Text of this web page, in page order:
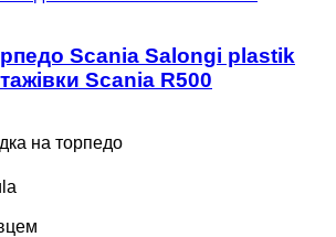
Scania Salongi plastik
Scania R500
на торпедо